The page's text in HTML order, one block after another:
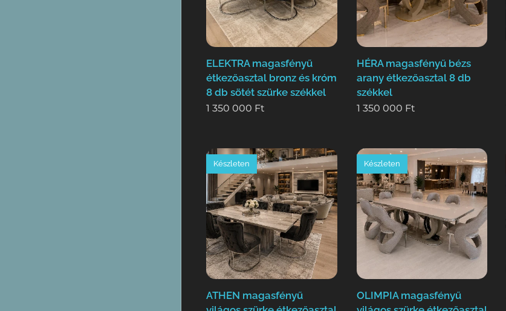
ELEKTRA magasfényű
étkezőasztal bronz és króm
8 db sötét szürke székkel
1 350 000 Ft
HÉRA magasfényű bézs
arany étkezőasztal 8 db
székkel
1 350 000 Ft
ATHEN magasfényű
Készleten
OLIMPIA magasfényű
Készleten